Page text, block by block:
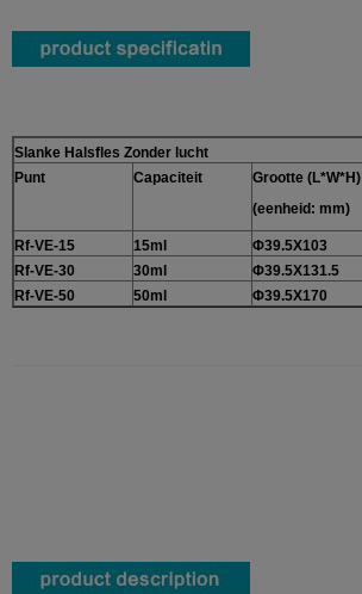
Slanke Halsfles Zonder lucht
Punt
Capaciteit
Grootte (L*W*H)
(eenheid: mm)
Rf-VE-15 15ml Φ39.5X103
Rf-VE-30
30ml Φ39.5X131.5
Rf-VE-50
50ml Φ39.5X170